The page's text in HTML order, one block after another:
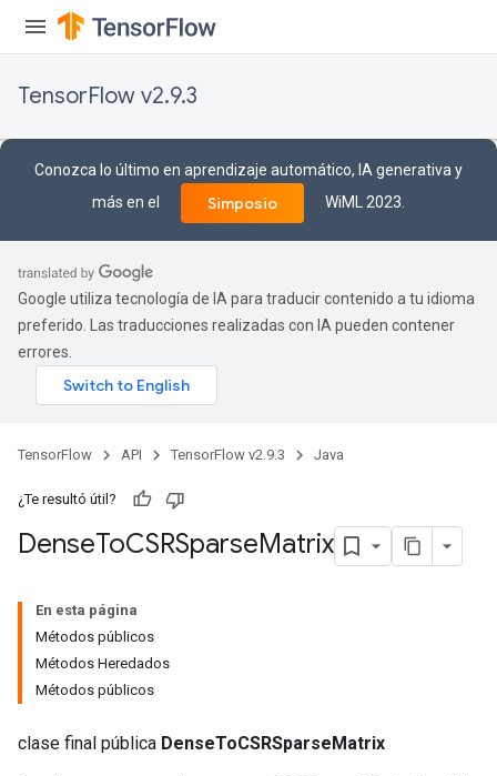
TensorFlow v2.9.3
Conozca lo último en aprendizaje automático, IA generativa y
más en el
Simposio WiML 2023.
Google utiliza tecnología de IA para traducir contenido a tu idioma
preferido. Las traducciones realizadas con IA pueden contener
errores.
TensorFlow API TensorFlow v2.9.3 Java
¿Te resultó útil?
DenseToCSRSparseMatrix
En esta página
Métodos públicos
Métodos Heredados
Métodos públicos
clase final pública DenseToCSRSparseMatrix